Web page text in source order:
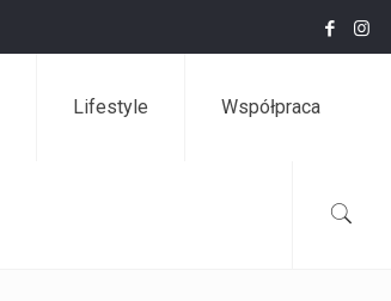
Lifestyle Współpraca